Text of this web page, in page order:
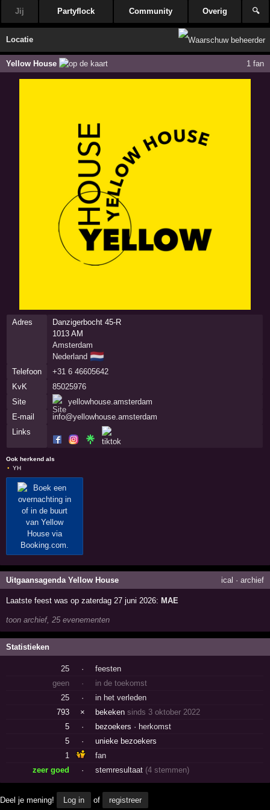
Jij Partyflock Community Overig 🔍
Locatie
Yellow House 1 fan
Adres
Danzigerbocht 45-R
1013 AM
Amsterdam
Nederland 🇳🇱
Telefoon
+31 6 46605642
KvK
85025976
Site
yellowhouse.amsterdam
E-mail
info@yellowhouse.amsterdam
Links
Ook herkend als
YH
Uitgaansagenda Yellow House ical · archief
Laatste feest was op zaterdag 27 juni 2026: MAE
toon archief, 25 evenementen
Statistieken
25 ·
feesten
geen
·
in de toekomst
25
·
in het verleden
793
× bekekensinds 3 oktober 2022
5
· bezoekers · herkomst
5
·
unieke bezoekers
1
fan
zeer goed
· stemresultaat (4 stemmen)
Deel je mening! Log in of registreer